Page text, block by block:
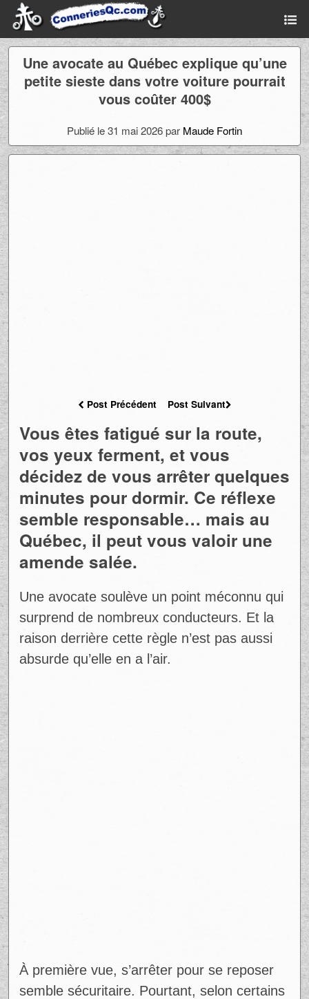
Une avocate au Québec explique qu’une
petite sieste dans votre voiture pourrait
vous coûter 400$
Publié le 31 mai 2026 par Maude Fortin
Post Précédent Post Suivant
Vous êtes fatigué sur la route,
vos yeux ferment, et vous
décidez de vous arrêter quelques
minutes pour dormir. Ce réflexe
semble responsable… mais au
Québec, il peut vous valoir une
amende salée.
Une avocate soulève un point méconnu qui
surprend de nombreux conducteurs. Et la
raison derrière cette règle n’est pas aussi
absurde qu’elle en a l’air.
À première vue, s’arrêter pour se reposer
semble sécuritaire. Pourtant, selon certains